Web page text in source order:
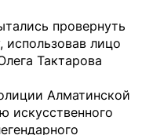
провернуть
лицо
Тактарова
Алматинской
искусственного